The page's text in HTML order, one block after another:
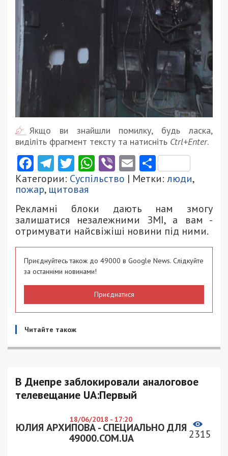
Якщо ви знайшли помилку, будь ласка,
виділіть фрагмент тексту та натисніть Ctrl+Enter.
Facebook
Telegram
Twitter
WhatsApp
ViberEmail
Категории: Суспільство | Метки: люди,
пожар, щитовая
Рекламні блоки дають нам змогу
залишатися незалежними ЗМІ, а вам -
отримувати найсвіжіші новини під ними.
Приєднуйтесь також до 49000 в Google News. Слідкуйте
за останніми новинами!
Приєднатися
Читайте також
В Днепре заблокировали аналоговое
телевещание UA:Первый
18/06/2018 - 17:20
ЮЛИЯ АРХИПОВА - СПЕЦИАЛЬНО ДЛЯ
49000.COM.UA
2315